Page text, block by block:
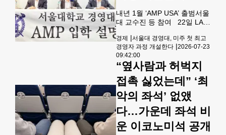
아'라는 가상의 연구소를 배경
으로 인간의 꿈과 무의식을 탐
구하는 서사를 담은 앨범이다.
이 앨범은 앞서 미국 공영라디
오 NPR이 발표한 '2026년 상
반기 최고의 앨범'에 선정된 데
내년 1월 ‘AMP USA’ 출범서울
대 교수진 등 참여 22일 LA
(가운데) 서울대 경영대 학장
과 임재현(오른쪽) 경영연구소
장, 김성열 팀장이 서울대 미주
최고경영자 과정에 대해 설명
하고 있다. [박상혁 기자] 서울
대학교가 미주 한인 기업인과
현지 경영진을 대상으로 한 ‘서
울대학교 경영대학 최고경영
자과정(AMP USA)’을 내년 처
음 개설한다. 서울대 경영대학
은 1976년 시작된 한국 AMP
경제 |서울대 경영대, 미주 첫 최고
경영자 과정 개설한다 |2026-07-23
09:42:00
“옆사람과 허벅지
접촉 싫었는데” ‘최
악의 좌석’ 없앴
다…가운데 좌석 비
운 이코노미석 공개